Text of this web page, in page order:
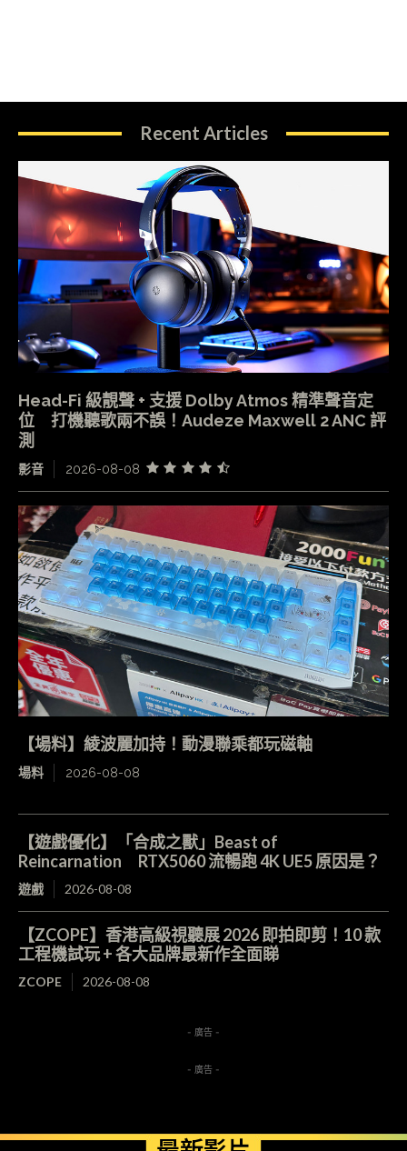
Recent Articles
Head-Fi 級靚聲 + 支援 Dolby Atmos 精準聲音定
位 打機聽歌兩不誤！Audeze Maxwell 2 ANC 評
測
影音 2026-08-08
【場料】綾波麗加持！動漫聯乘都玩磁軸
場料 2026-08-08
【遊戲優化】「合成之獸」Beast of
Reincarnation RTX5060 流暢跑 4K UE5 原因是？
遊戲 2026-08-08
【ZCOPE】香港高級視聽展 2026 即拍即剪！10 款
工程機試玩 + 各大品牌最新作全面睇
ZCOPE 2026-08-08
- 廣告 -
- 廣告 -